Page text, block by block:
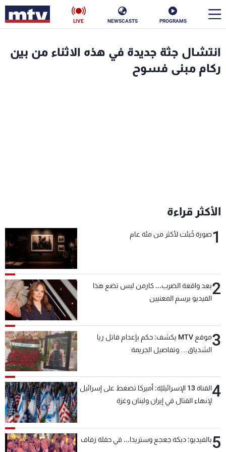
PROGRAMS
NEWSCASTS
LIVE
انتشال جثة جديدة في هذه الاثناء من بين
ركام مبنى فسوح
الأكثر قراءة
1صورة خُبئت لأكثر من مئة عام
2بعد واقعة الضرب... كارمن لبس تضع هذا
الفيديو برسم المعنيين
3
موقع MTV يكشف: حكم بإعدام قاتل ريا
الشدياق… وتفاصيل الجريمة
4
القناة 13 الإسرائيليّة: أميركا تضغط على إسرائيل
لإنهاء القتال في إيران ولبنان وغزة
5بالفيديو: دبكة جعجع وستريدا... في حفلة زفاف
الأخبار
البرامج
شاهد البرامج
عن MTV
الإنـتـاج
لاعلاناتكم
وظائف
شروط الإسـتخدام
سياسة الخصوصية